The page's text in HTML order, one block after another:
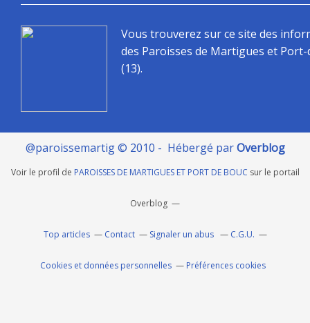
Vous trouverez sur ce site des
des Paroisses de Martigues et
(13).
@paroissemartig © 2010 - Hébergé parOverblog
Voir le profil de PAROISSES DE MARTIGUES ET PORT DE BOUC sur le portail
Overblog
Top articles Contact Signaler un abus C.G.U.
Cookies et données personnelles Préférences cookies